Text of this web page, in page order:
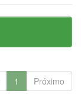
1 Próximo